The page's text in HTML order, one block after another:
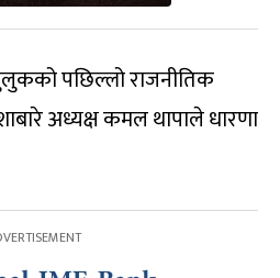
पछिल्लो राजनीतिक
अध्यक्ष कमल थापाले धारणा